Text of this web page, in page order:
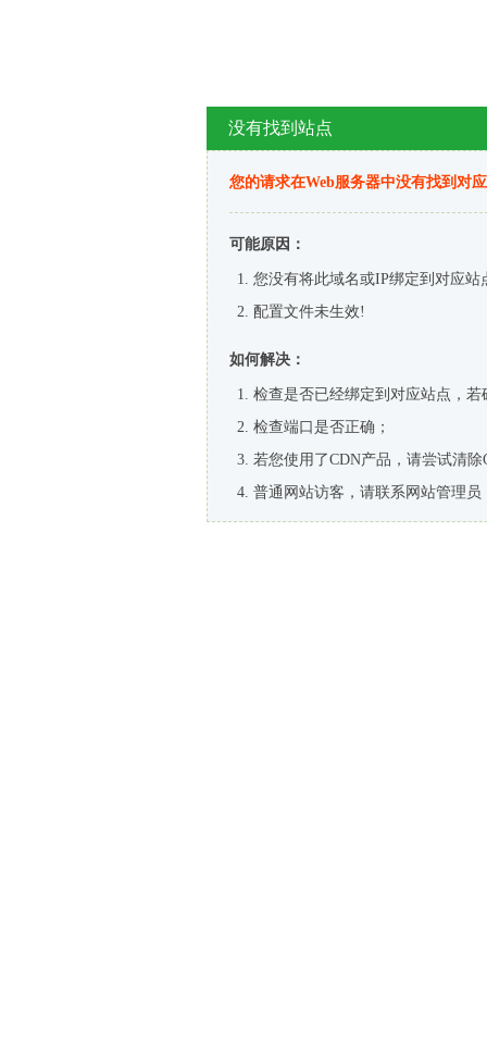
没有找到站点
您的请求在Web服务器中没有找到对
可能原因：
您没有将此域名或IP绑定到对应站
配置文件未生效!
如何解决：
检查是否已经绑定到对应站点，
检查端口是否正确；
若您使用了CDN产品，请尝试清除
普通网站访客，请联系网站管理员